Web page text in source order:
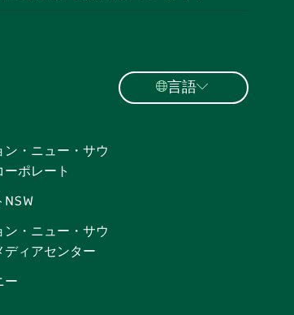
ン・ニュー・サウ
ーポレート
NSW
ン・ニュー・サウ
ディアセンター
ー
言語